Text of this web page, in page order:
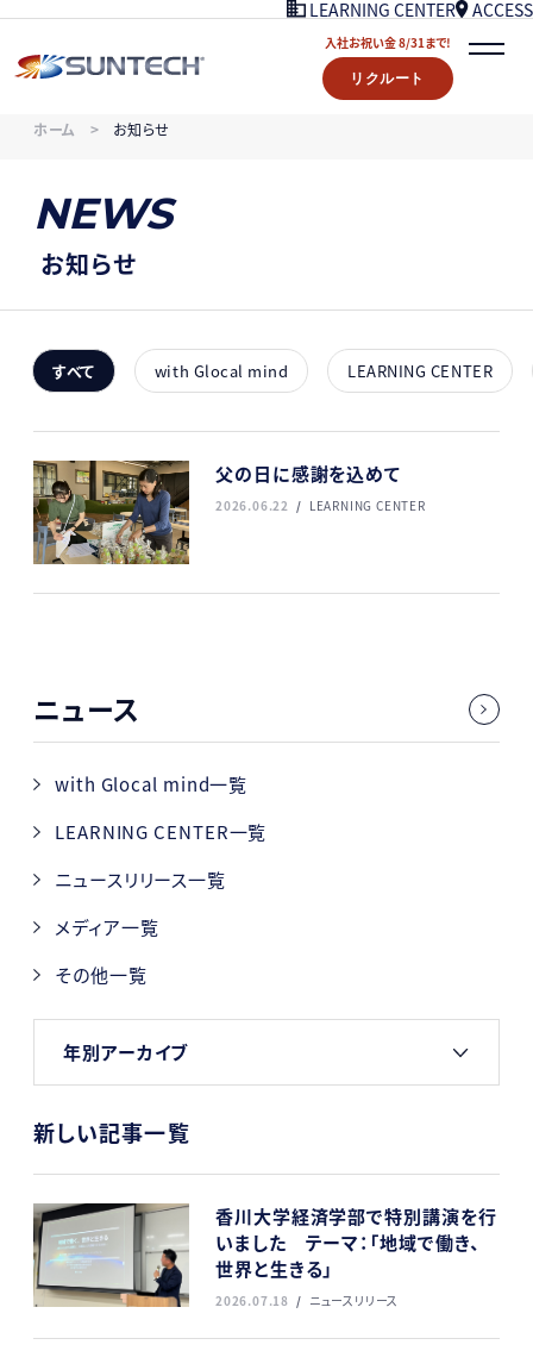
LEARNING CENTER ACCESS
入社お祝い金 8/31まで!
リクルート
STORY
LEARNING CENTER
入社お祝い金プレゼント 8/31まで！
リクルート
ホーム お知らせ
NEWS
お知らせ
すべて with Glocal mind LEARNING CENTER
父の日に感謝を込めて
2026.06.22 LEARNING CENTER
ニュース
with Glocal mind一覧
LEARNING CENTER一覧
ニュースリリース一覧
メディア一覧
その他一覧
年別アーカイブ
新しい記事一覧
香川大学経済学部で特別講演を行
いました テーマ：「地域で働き、
世界と生きる」
2026.07.18 ニュースリリース